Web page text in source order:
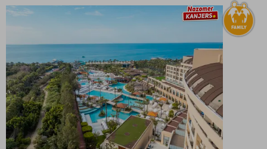
Uitgebreid
thema en 2 à-la-
carterestaurants